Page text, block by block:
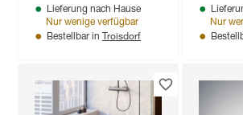
x 140 x 4 cm
Lieferung nach Hause
Nur wenige verfügbar
Bestellbar in Troisdorf
4 cm
Nur